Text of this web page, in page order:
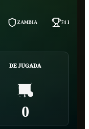
ZAMBIA 74 KG
DE JUGADA
0